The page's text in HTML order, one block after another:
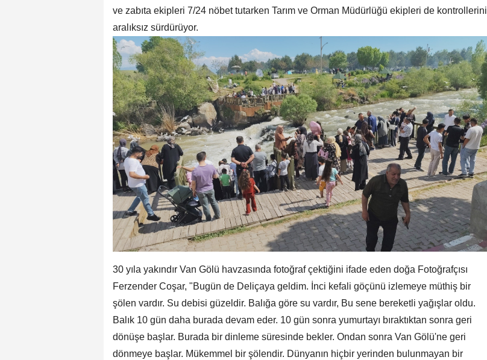
ve zabıta ekipleri 7/24 nöbet tutarken Tarım ve Orman Müdürlüğü ekipleri de kontrollerini
aralıksız sürdürüyor.
30 yıla yakındır Van Gölü havzasında fotoğraf çektiğini ifade eden doğa Fotoğrafçısı
Ferzender Coşar, "Bugün de Deliçaya geldim. İnci kefali göçünü izlemeye müthiş bir
şölen vardır. Su debisi güzeldir. Balığa göre su vardır, Bu sene bereketli yağışlar oldu.
Balık 10 gün daha burada devam eder. 10 gün sonra yumurtayı bıraktıktan sonra geri
dönüşe başlar. Burada bir dinleme süresinde bekler. Ondan sonra Van Gölü'ne geri
dönmeye başlar. Mükemmel bir şölendir. Dünyanın hiçbir yerinden bulunmayan bir